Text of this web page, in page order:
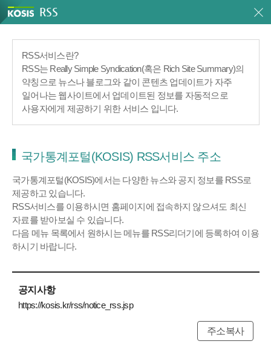
RSS
RSS서비스란?
RSS는 Really Simple Syndication(혹은 Rich Site Summary)의
약칭으로 뉴스나 블로그와 같이 콘텐츠 업데이트가 자주
일어나는 웹사이트에서 업데이트된 정보를 자동적으로
사용자에게 제공하기 위한 서비스 입니다.
국가통계포털(KOSIS) RSS서비스 주소
국가통계포털(KOSIS)에서는 다양한 뉴스와 공지 정보를 RSS로
제공하고 있습니다.
RSS서비스를 이용하시면 홈페이지에 접속하지 않으셔도 최신
자료를 받아보실 수 있습니다.
다음 메뉴 목록에서 원하시는 메뉴를 RSS리더기에 등록하여 이용
하시기 바랍니다.
공지사항
https://kosis.kr/rss/notice_rss.jsp
주소복사